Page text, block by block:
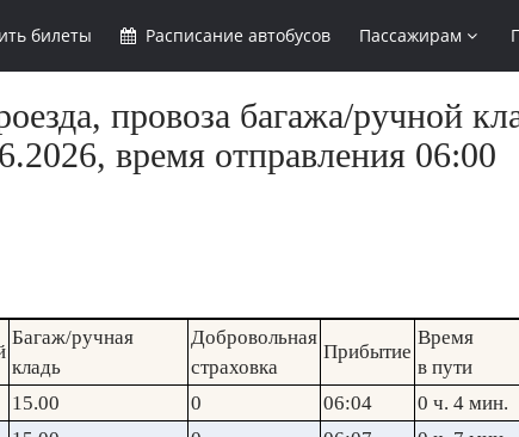
билеты Расписание автобусов Пассажирам
провоза багажа/ручной
время отправления 06:00
Багаж/ручная
кладь
Добровольная
страховка
Прибытие
Время
в пути
15.00 0 06:04
0 ч. 4 мин.